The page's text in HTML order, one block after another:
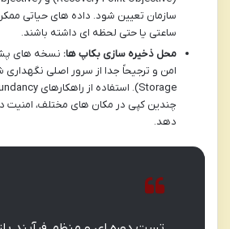
سازمان تعیین شود. داده های حیاتی
ساعتی یا حتی لحظه ای داشته باشند.
محل ذخیره سازی بکاپ ها: نسخه های
چندین کپی در مکان های مختلف، امنیت
دهد.